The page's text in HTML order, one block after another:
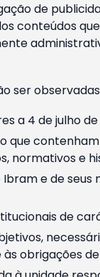
de
conteúdos
ser
a 4 de julho
normativos e
e de
de
obrigações